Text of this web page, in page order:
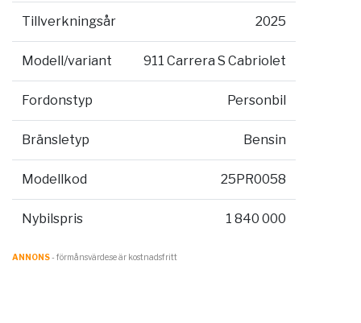
Tillverkningsår 2025
Modell/variant 911 Carrera S Cabriolet
Fordonstyp Personbil
Bränsletyp Bensin
Modellkod 25PR0058
Nybilspris 1 840 000
ANNONS- förmånsvärde.se är kostnadsfritt